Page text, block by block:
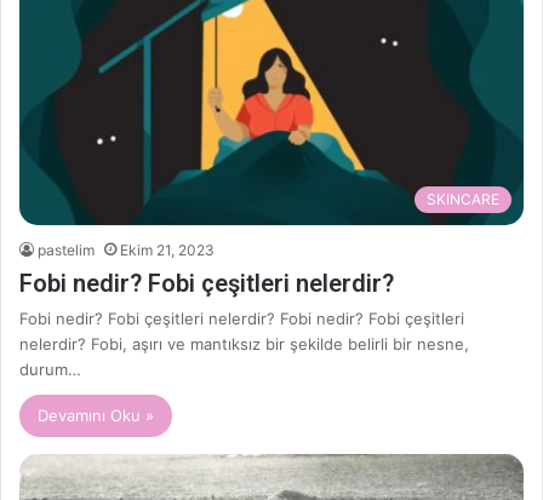
SKINCARE
pastelim Ekim 21, 2023
Fobi nedir? Fobi çeşitleri nelerdir?
Fobi nedir? Fobi çeşitleri nelerdir? Fobi nedir? Fobi çeşitleri
nelerdir? Fobi, aşırı ve mantıksız bir şekilde belirli bir nesne,
durum…
Devamını Oku »